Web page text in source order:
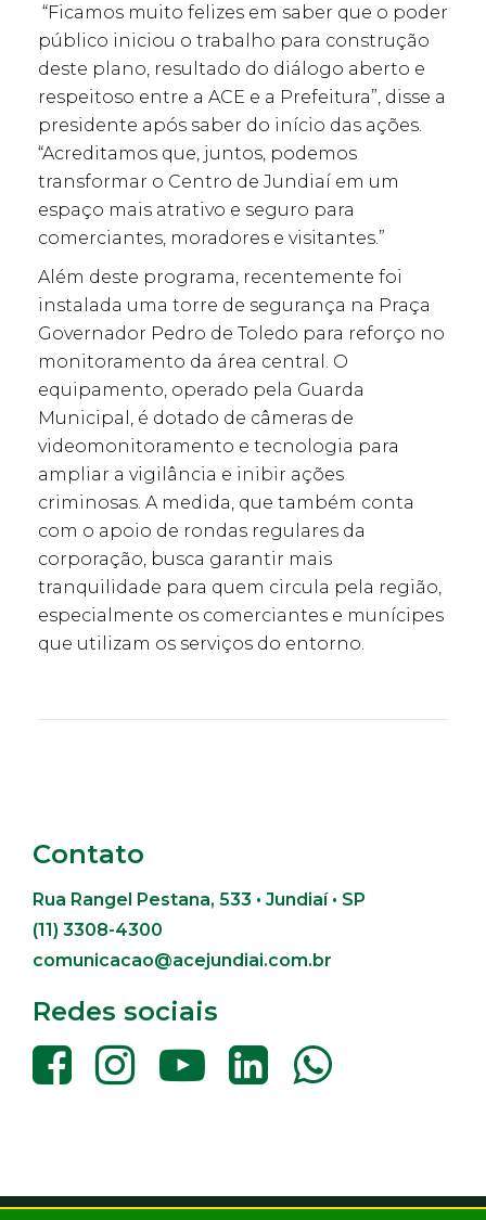
“Ficamos muito felizes em saber que o poder
público iniciou o trabalho para construção
deste plano, resultado do diálogo aberto e
respeitoso entre a ACE e a Prefeitura”, disse a
presidente após saber do início das ações.
“Acreditamos que, juntos, podemos
transformar o Centro de Jundiaí em um
espaço mais atrativo e seguro para
comerciantes, moradores e visitantes.”
Além deste programa, recentemente foi
instalada uma torre de segurança na Praça
Governador Pedro de Toledo para reforço no
monitoramento da área central. O
equipamento, operado pela Guarda
Municipal, é dotado de câmeras de
videomonitoramento e tecnologia para
ampliar a vigilância e inibir ações
criminosas. A medida, que também conta
com o apoio de rondas regulares da
corporação, busca garantir mais
tranquilidade para quem circula pela região,
especialmente os comerciantes e munícipes
que utilizam os serviços do entorno.
Contato
Rua Rangel Pestana, 533 • Jundiaí • SP
(11) 3308-4300
comunicacao@acejundiai.com.br
Redes sociais